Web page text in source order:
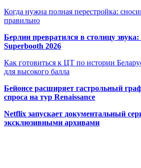
Когда нужна полная перестройка:
правильно
Берлин превратился в столицу звука:
Superbooth 2026
Как готовиться к ЦТ по истории
для высокого балла
Бейонсе расширяет гастрольный
спроса на тур Renaissance
Netflix запускает документальный
эксклюзивными архивами